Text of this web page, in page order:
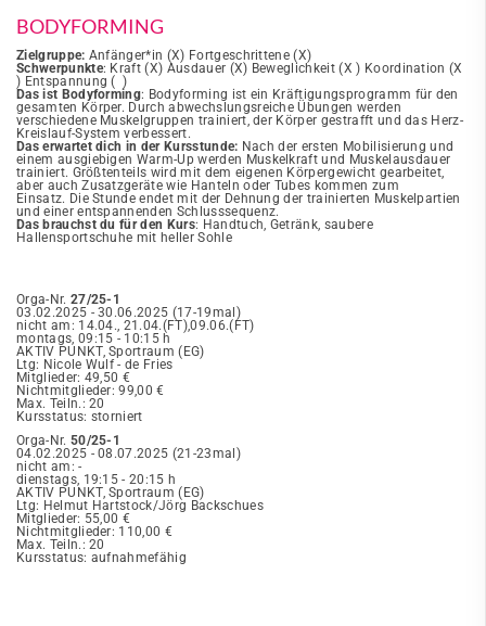
BODYFORMING
Zielgruppe: Anfänger*in (X) Fortgeschrittene (X)
Schwerpunkte: Kraft (X) Ausdauer (X) Beweglichkeit (X ) Koordination (X
) Entspannung ( )
Das ist Bodyforming: Bodyforming ist ein Kräftigungsprogramm für den
gesamten Körper. Durch abwechslungsreiche Übungen werden
verschiedene Muskelgruppen trainiert, der Körper gestrafft und das Herz-
Kreislauf-System verbessert.
Das erwartet dich in der Kursstunde: Nach der ersten Mobilisierung und
einem ausgiebigen Warm-Up werden Muskelkraft und Muskelausdauer
trainiert. Größtenteils wird mit dem eigenen Körpergewicht gearbeitet,
aber auch Zusatzgeräte wie Hanteln oder Tubes kommen zum
Einsatz. Die Stunde endet mit der Dehnung der trainierten Muskelpartien
und einer entspannenden Schlusssequenz.
Das brauchst du für den Kurs: Handtuch, Getränk, saubere
Hallensportschuhe mit heller Sohle
Orga-Nr. 27/25-1
03.02.2025 - 30.06.2025 (17-19mal)
nicht am: 14.04., 21.04.(FT),09.06.(FT)
montags, 09:15 - 10:15 h
AKTIV PUNKT, Sportraum (EG)
Ltg: Nicole Wulf - de Fries
Mitglieder: 49,50 €
Nichtmitglieder: 99,00 €
Max. Teiln.: 20
Kursstatus: storniert
Orga-Nr. 50/25-1
04.02.2025 - 08.07.2025 (21-23mal)
nicht am: -
dienstags, 19:15 - 20:15 h
AKTIV PUNKT, Sportraum (EG)
Ltg: Helmut Hartstock/Jörg Backschues
Mitglieder: 55,00 €
Nichtmitglieder: 110,00 €
Max. Teiln.: 20
Kursstatus: aufnahmefähig